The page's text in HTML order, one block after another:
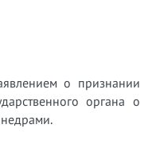
о признании
органа о